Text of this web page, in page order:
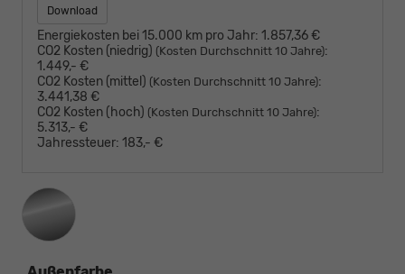
Download
Energiekosten bei 15.000 km pro Jahr: 1.857,36 €
CO2 Kosten (niedrig) (Kosten Durchschnitt 10 Jahre):
1.449,- €
CO2 Kosten (mittel) (Kosten Durchschnitt 10 Jahre):
3.441,38 €
CO2 Kosten (hoch) (Kosten Durchschnitt 10 Jahre):
5.313,- €
Jahressteuer: 183,- €